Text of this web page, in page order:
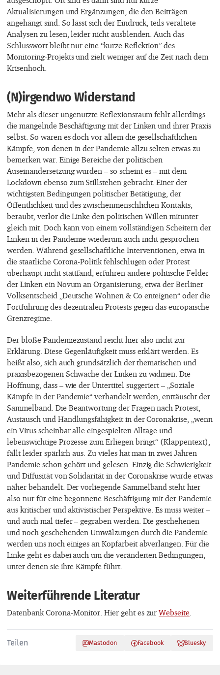
Aktualisierungen und Ergänzungen, die den Beiträgen
angehängt sind. So lässt sich der Eindruck, teils veraltete
Analysen zu lesen, leider nicht ausblenden. Auch das
Schlusswort bleibt nur eine “kurze Reflektion” des
Monitoring-Projekts und zielt weniger auf die Zeit nach dem
Krisenhoch.
(N)irgendwo Widerstand
Mehr als dieser ungenutzte Reflexionsraum fehlt allerdings
die mangelnde Beschäftigung mit der Linken und ihrer Praxis
selbst. So waren es doch vor allem die gesellschaftlichen
Kämpfe, von denen in der Pandemie allzu selten etwas zu
bemerken war. Einige Bereiche der politischen
Auseinandersetzung wurden – so scheint es – mit dem
Lockdown ebenso zum Stillstehen gebracht. Einer der
wichtigsten Bedingungen politischer Betätigung, der
Öffentlichkeit und des zwischenmenschlichen Kontakts,
beraubt, verlor die Linke den politischen Willen mitunter
gleich mit. Doch kann von einem vollständigen Scheitern der
Linken in der Pandemie wiederum auch nicht gesprochen
werden. Während gesellschaftliche Interventionen, etwa in
die staatliche Corona-Politik fehlschlugen oder Protest
überhaupt nicht stattfand, erfuhren andere politische Felder
der Linken ein Novum an Organisierung, etwa der Berliner
Volksentscheid „Deutsche Wohnen & Co enteignen“ oder die
Fortführung des dezentralen Protests gegen das europäische
Grenzregime.
Der bloße Pandemiezustand reicht hier also nicht zur
Erklärung. Diese Gegenläufigkeit muss erklärt werden. Es
heißt also, sich auch grundsätzlich der thematischen und
praxisbezogenen Schwäche der Linken zu widmen. Die
Hoffnung, dass – wie der Untertitel suggeriert – „Soziale
Kämpfe in der Pandemie“ verhandelt werden, enttäuscht der
Sammelband. Die Beantwortung der Fragen nach Protest,
Austausch und Handlungsfähigkeit in der Coronakrise, „wenn
ein Virus scheinbar alle eingespielten Alltage und
lebenswichtige Prozesse zum Erliegen bringt“ (Klappentext),
fällt leider spärlich aus. Zu vieles hat man in zwei Jahren
Pandemie schon gehört und gelesen. Einzig die Schwierigkeit
und Diffusität von Solidarität in der Coronakrise wurde etwas
näher behandelt. Der vorliegende Sammelband steht hier
also nur für eine begonnene Beschäftigung mit der Pandemie
aus kritischer und aktivistischer Perspektive. Es muss weiter –
und auch mal tiefer – gegraben werden. Die geschehenen
und noch geschehenden Umwälzungen durch die Pandemie
werden uns noch einiges an Kopfarbeit abverlangen. Für die
Linke geht es dabei auch um die veränderten Bedingungen,
unter denen sie ihre Kämpfe führt.
Weiterführende Literatur
Datenbank Corona-Monitor. Hier geht es zurWebseite.
Teilen Mastodon Facebook Bluesky